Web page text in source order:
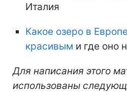
Италия
Какое озеро в
красивым и где оно
Для написания этого
использованы